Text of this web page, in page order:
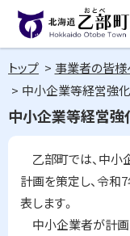
へ
メ
ュ
ー
北海道乙部町
Hokkaido Otobe Town
トップ 事業者の皆様
中小企業等経営強
中小企業等経営強
乙部町では、中小
計画を策定し、令和
表します。
中小企業者が計画